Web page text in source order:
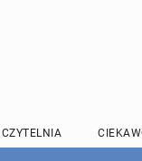
CZYTELNIA